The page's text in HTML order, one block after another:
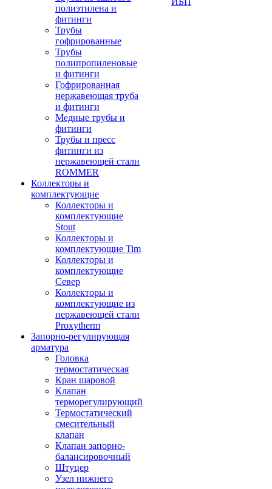
полиэтилена и
фитинги
Трубы
гофрированные
Трубы
полипропиленовые
и фитинги
Гофрированная
нержавеющая труба
и фитинги
Медные трубы и
фитинги
Трубы и пресс
фитинги из
нержавеющей стали
ROMMER
Коллекторы и
комплектующие
Коллекторы и
комплектующие
Stout
Коллекторы и
комплектующие Tim
Коллекторы и
комплектующие
Север
Коллекторы и
комплектующие из
нержавеющей стали
Proxytherm
Запорно-регулирующая
арматура
Головка
термостатическая
Кран шаровой
Клапан
терморегулирующий
Термостатический
смесительный
клапан
Клапан запорно-
балансировочный
Штуцер
Узел нижнего